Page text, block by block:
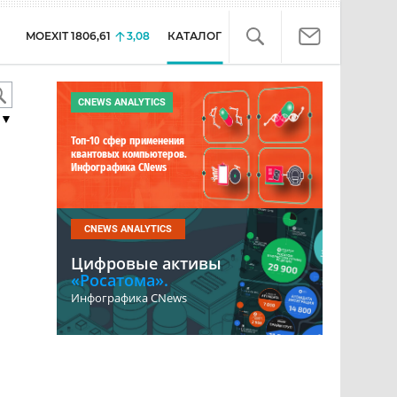
MOEXIT 1806,61 3,08 КАТАЛОГ
CNEWS ANALYTICS
Топ-10 сфер применения
квантовых компьютеров.
Инфографика CNews
CNEWS ANALYTICS
Цифровые активы
«Росатома».
Инфографика CNews